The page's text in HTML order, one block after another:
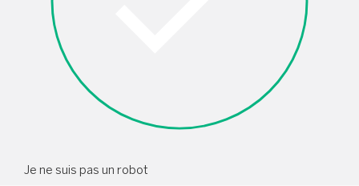
Je ne suis pas un robot